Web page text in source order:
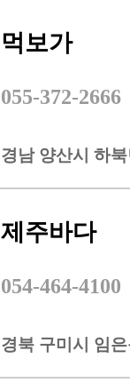
먹보가
055-372-2666
경남 양산시 하
제주바다
054-464-4100
경북 구미시 임